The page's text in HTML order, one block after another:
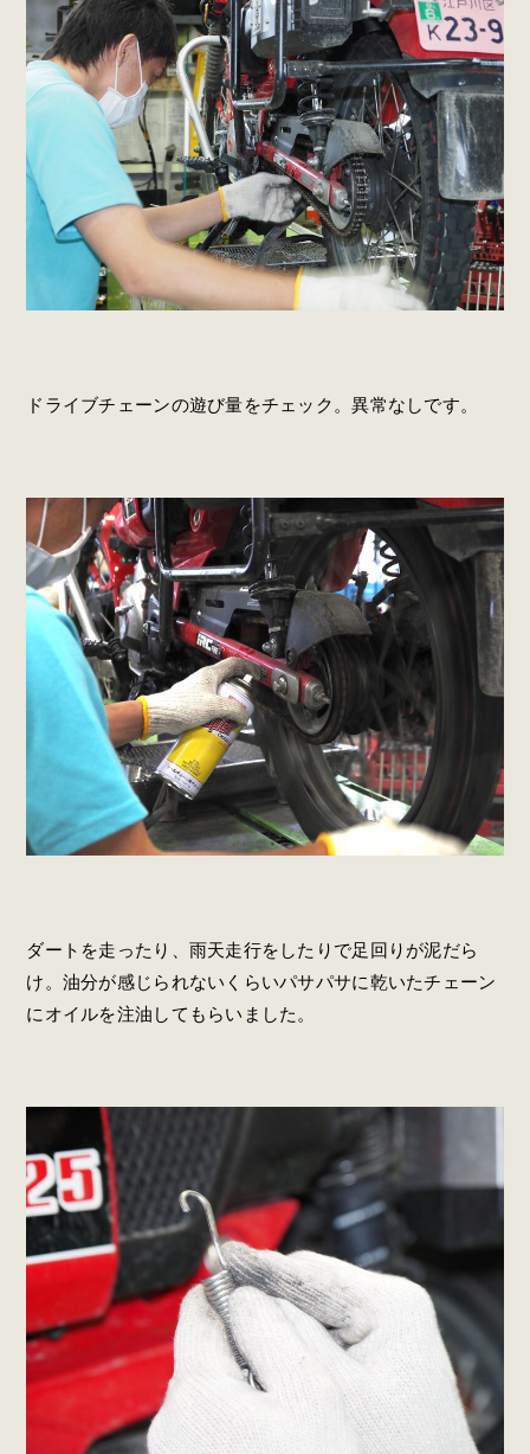
ドライブチェーンの遊び量をチェック。異常なしです。
ダートを走ったり、雨天走行をしたりで足回りが泥だら
け。油分が感じられないくらいパサパサに乾いたチェーン
にオイルを注油してもらいました。